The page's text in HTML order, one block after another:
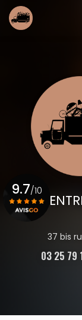
Aller
au
contenu
37 bis
03 25 79
9.7/10